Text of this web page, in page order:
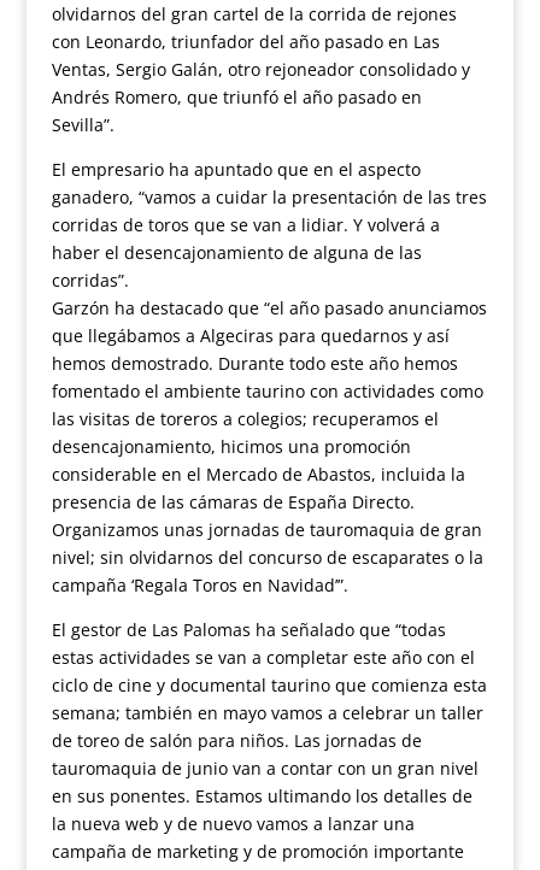
olvidarnos del gran cartel de la corrida de rejones
con Leonardo, triunfador del año pasado en Las
Ventas, Sergio Galán, otro rejoneador consolidado y
Andrés Romero, que triunfó el año pasado en
Sevilla”.
El empresario ha apuntado que en el aspecto
ganadero, “vamos a cuidar la presentación de las tres
corridas de toros que se van a lidiar. Y volverá a
haber el desencajonamiento de alguna de las
corridas”.
Garzón ha destacado que “el año pasado anunciamos
que llegábamos a Algeciras para quedarnos y así
hemos demostrado. Durante todo este año hemos
fomentado el ambiente taurino con actividades como
las visitas de toreros a colegios; recuperamos el
desencajonamiento, hicimos una promoción
considerable en el Mercado de Abastos, incluida la
presencia de las cámaras de España Directo.
Organizamos unas jornadas de tauromaquia de gran
nivel; sin olvidarnos del concurso de escaparates o la
campaña ‘Regala Toros en Navidad’”.
El gestor de Las Palomas ha señalado que “todas
estas actividades se van a completar este año con el
ciclo de cine y documental taurino que comienza esta
semana; también en mayo vamos a celebrar un taller
de toreo de salón para niños. Las jornadas de
tauromaquia de junio van a contar con un gran nivel
en sus ponentes. Estamos ultimando los detalles de
la nueva web y de nuevo vamos a lanzar una
campaña de marketing y de promoción importante